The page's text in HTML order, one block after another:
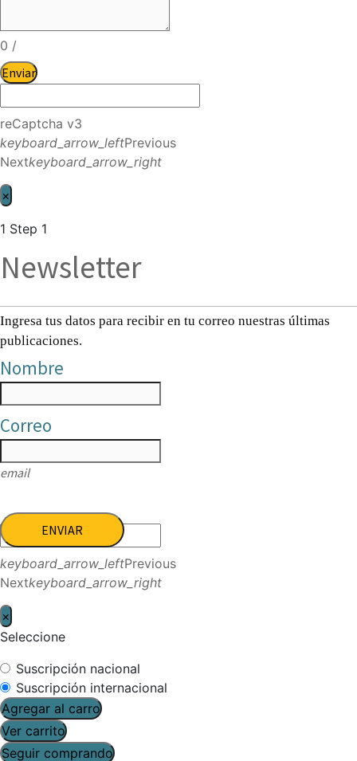
0 /
Enviar
reCaptcha v3
keyboard_arrow_leftPrevious
Nextkeyboard_arrow_right
×
1 Step 1
Newsletter
Ingresa tus datos para recibir en tu correo nuestras últimas
publicaciones.
Nombre
Correo
email
ENVIAR
keyboard_arrow_leftPrevious
Nextkeyboard_arrow_right
×
Seleccione
Suscripción nacional
Suscripción internacional
Agregar al carro
Ver carrito
Seguir comprando